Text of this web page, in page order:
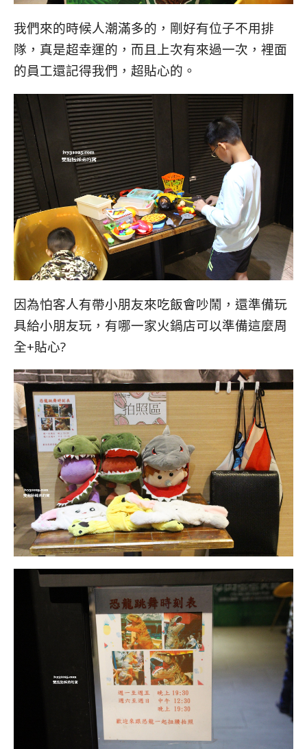
我們來的時候人潮滿多的，剛好有位子不用排
隊，真是超幸運的，而且上次有來過一次，裡面
的員工還記得我們，超貼心的。
因為怕客人有帶小朋友來吃飯會吵鬧，還準備玩
具給小朋友玩，有哪一家火鍋店可以準備這麼周
全+貼心?